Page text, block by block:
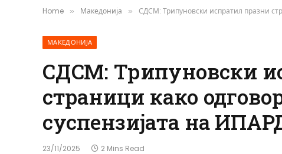
Home » Македонија » СДСМ: Трипуновски испратил празни
МАКЕДОНИЈА
СДСМ: Трипуновски
страници како
суспензијата на
23/11/2025 2 Mins Read